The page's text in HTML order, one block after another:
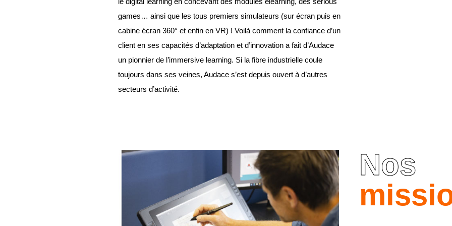
games… ainsi que les tous premiers simulateurs (sur écran puis en
cabine écran 360° et enfin en VR) ! Voilà comment la confiance d’un
client en ses capacités d’adaptation et d’innovation a fait d’Audace
un pionnier de l’immersive learning. Si la fibre industrielle coule
toujours dans ses veines, Audace s’est depuis ouvert à d’autres
secteurs d’activité.
Nos